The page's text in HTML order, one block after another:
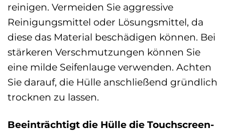
reinigen. Vermeiden Sie aggressive
Reinigungsmittel oder Lösungsmittel, da
diese das Material beschädigen können. Bei
stärkeren Verschmutzungen können Sie
eine milde Seifenlauge verwenden. Achten
Sie darauf, die Hülle anschließend gründlich
trocknen zu lassen.
Beeinträchtigt die Hülle die Touchscreen-